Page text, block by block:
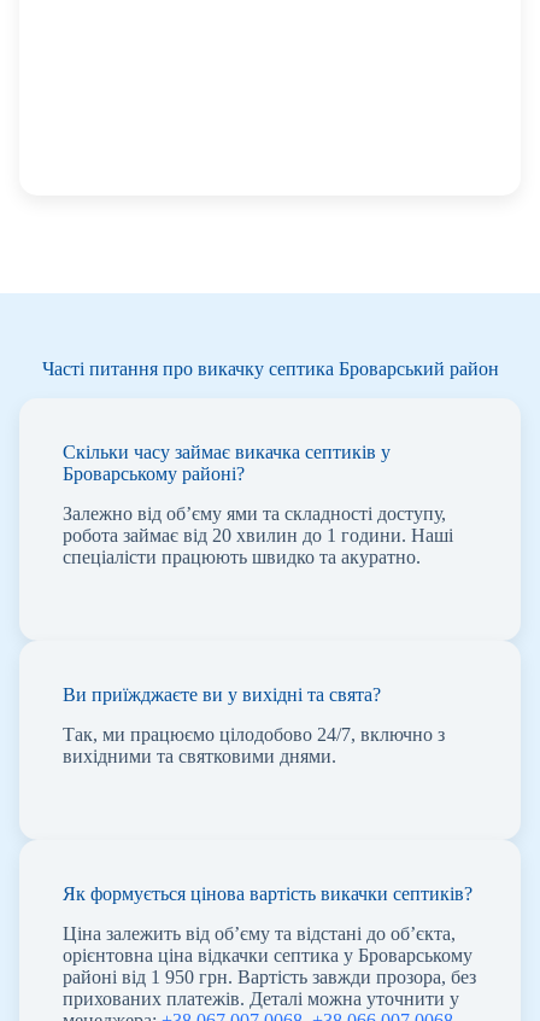
Часті питання про викачку септика Броварський район
Скільки часу займає викачка септиків у
Броварському районі?
Залежно від об’єму ями та складності доступу,
робота займає від 20 хвилин до 1 години. Наші
спеціалісти працюють швидко та акуратно.
Ви приїжджаєте ви у вихідні та свята?
Так, ми працюємо цілодобово 24/7, включно з
вихідними та святковими днями.
Як формується цінова вартість викачки септиків?
Ціна залежить від об’єму та відстані до об’єкта,
орієнтовна ціна відкачки септика у Броварському
районі від 1 950 грн. Вартість завжди прозора, без
прихованих платежів. Деталі можна уточнити у